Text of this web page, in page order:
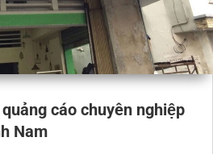
cáo chuyên nghiệp
Nam